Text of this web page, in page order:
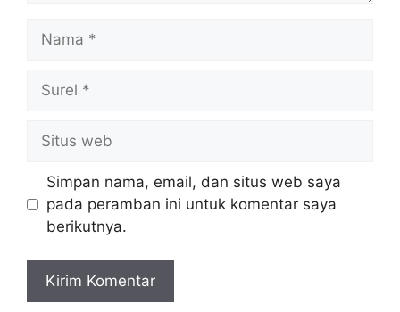
web
Simpan nama, email, dan situs web saya
pada peramban ini untuk komentar saya
berikutnya.